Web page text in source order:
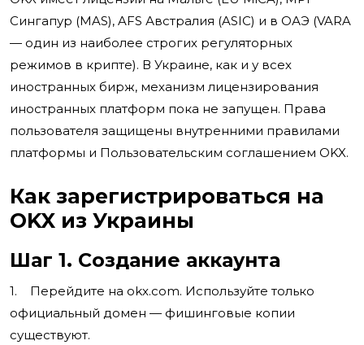
Сингапур (MAS), AFS Австралия (ASIC) и в ОАЭ (VARA
— один из наиболее строгих регуляторных
режимов в крипте). В Украине, как и у всех
иностранных бирж, механизм лицензирования
иностранных платформ пока не запущен. Права
пользователя защищены внутренними правилами
платформы и Пользовательским соглашением OKX.
Как зарегистрироваться на
OKX из Украины
Шаг 1. Создание аккаунта
1. Перейдите на okx.com. Используйте только
официальный домен — фишинговые копии
существуют.